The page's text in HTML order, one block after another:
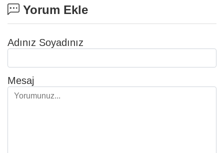
Yorum Ekle
Adınız Soyadınız
Mesaj